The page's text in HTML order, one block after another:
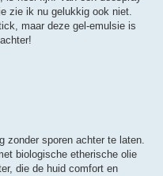
zie ik nu gelukkig ook niet.
maar deze gel-emulsie is
zonder sporen achter te laten.
biologische etherische olie
die de huid comfort en